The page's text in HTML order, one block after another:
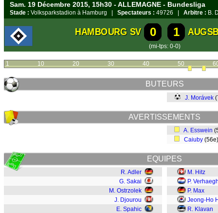
Sam. 19 Décembre 2015, 15h30 - ALLEMAGNE - Bundesliga
Stade : Volksparkstadion à Hamburg | Spectateurs : 49726 | Arbitre : B.
HAMBOURG SV 0 1
(mi-tps: 0-0)
1 10 20 30 40 50
BUTEURS
J. Morávek
AVERTISSEMENTS
A. Esswein
Caiuby
EQUIPES
R. Adler
G. Sakai
M. Ostrzolek
J. Djourou
E. Spahic
M. Hitz
P.
P. Max
Jeong-Ho
R. Klavan